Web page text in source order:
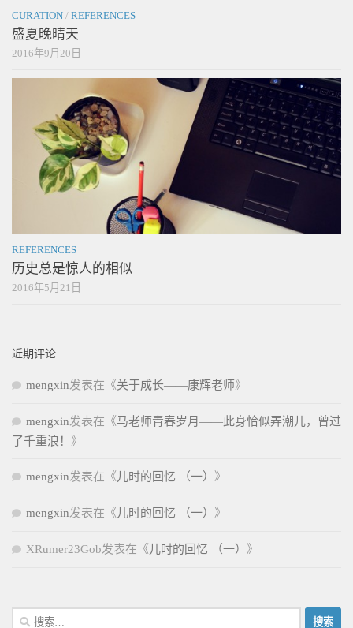
CURATION / REFERENCES
盛夏晚晴天
2016年9月20日
REFERENCES
历史总是惊人的相似
2016年5月21日
近期评论
mengxin发表在《关于成长——康辉老师》
mengxin发表在《马老师青春岁月——此身恰似弄潮儿，曾过
了千重浪！ 》
mengxin发表在《 儿时的回忆 （一） 》
mengxin发表在《 儿时的回忆 （一） 》
XRumer23Gob发表在《 儿时的回忆 （一） 》
搜